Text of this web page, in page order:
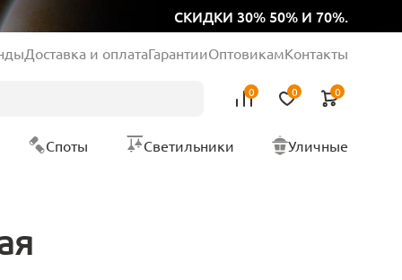
СКИДКИ 30% 50% И 70%.
Доставка и оплатаГарантииОптовикамКонтакты
0 0 0
Споты Светильники Уличные